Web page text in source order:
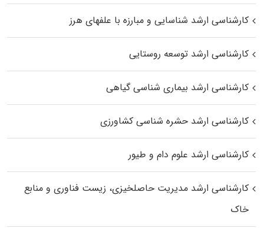
کارشناسی ارشد شناسایی و مبارزه با علفهای هرز
کارشناسی ارشد توسعه روستایی
کارشناسی ارشد بیماری‌ شناسی گیاهی
کارشناسی ارشد حشره‌ شناسی کشاورزی
کارشناسی ارشد علوم دام و طیور
کارشناسی ارشد مدیریت حاصلخیزی، زیست فناوری و منابع
خاک